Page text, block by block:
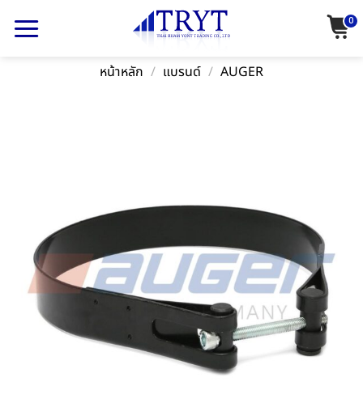
0
หน้าหลัก / แบรนด์ / AUGER